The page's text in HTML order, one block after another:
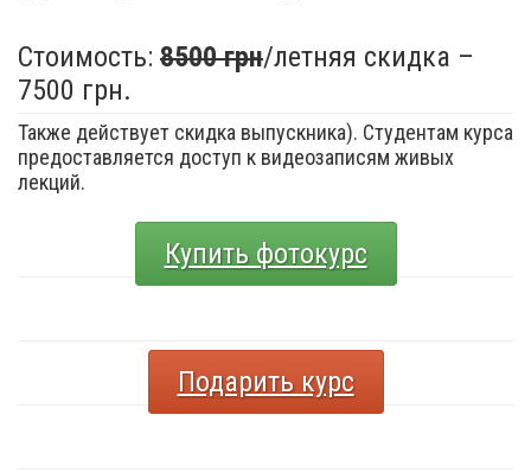
Стоимость: 8500 грн/летняя скидка –
7500 грн.
Также действует скидка выпускника). Студентам курса
предоставляется доступ к видеозаписям живых
лекций.
Купить фотокурс
Подарить курс